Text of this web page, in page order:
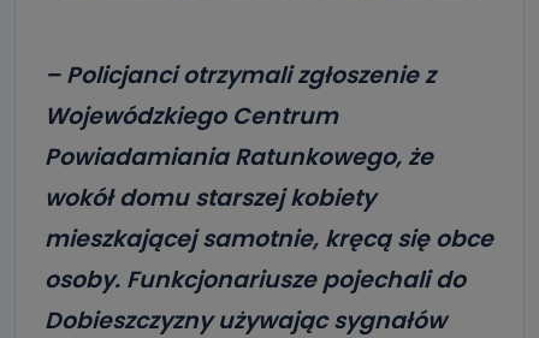
– Policjanci otrzymali zgłoszenie z
Wojewódzkiego Centrum
Powiadamiania Ratunkowego, że
wokół domu starszej kobiety
mieszkającej samotnie, kręcą się obce
osoby. Funkcjonariusze pojechali do
Dobieszczyzny używając sygnałów